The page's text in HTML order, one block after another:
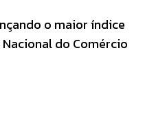
o maior índice
do Comércio